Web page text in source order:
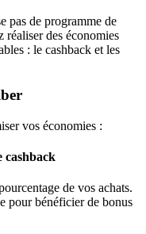
pas de programme de
réaliser des économies
: le cashback et les
vos économies :
cashback
de vos achats.
pour bénéficier de bonus